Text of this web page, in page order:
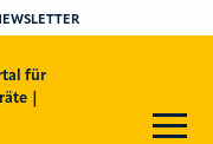
für
|